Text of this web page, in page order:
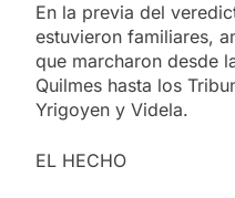
En la previa del
estuvieron familiares,
que marcharon desde
Quilmes hasta los
Yrigoyen y Videla.
EL HECHO